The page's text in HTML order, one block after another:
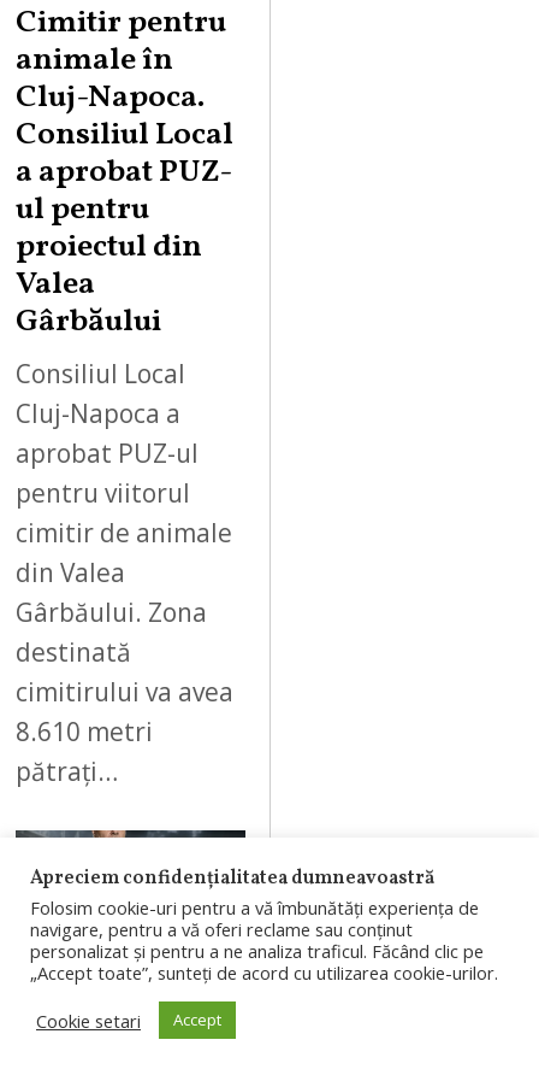
Cimitir pentru
animale în
Cluj-Napoca.
Consiliul Local
a aprobat PUZ-
ul pentru
proiectul din
Valea
Gârbăului
Consiliul Local
Cluj-Napoca a
aprobat PUZ-ul
pentru viitorul
cimitir de animale
din Valea
Gârbăului. Zona
destinată
cimitirului va avea
8.610 metri
pătrați…
08
AUGUST 8, 2026
Apreciem confidențialitatea dumneavoastră
Folosim cookie-uri pentru a vă îmbunătăți experiența de
navigare, pentru a vă oferi reclame sau conținut
personalizat și pentru a ne analiza traficul. Făcând clic pe
„Accept toate”, sunteți de acord cu utilizarea cookie-urilor.
Cookie setari
Accept